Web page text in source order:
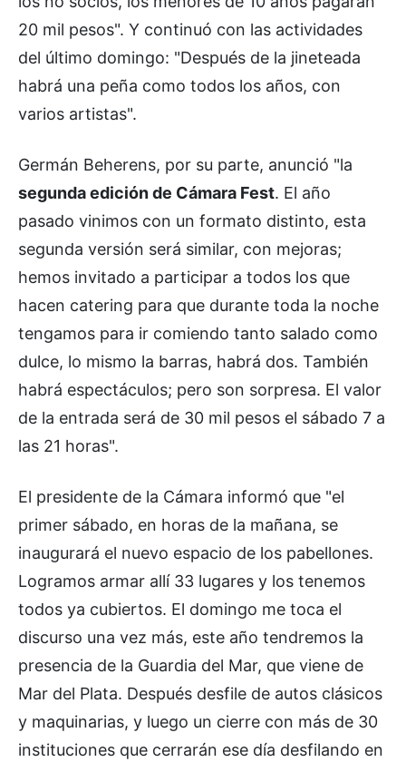
20 mil pesos". Y continuó con las actividades
del último domingo: "Después de la jineteada
habrá una peña como todos los años, con
varios artistas".
Germán Beherens, por su parte, anunció "la
segunda edición de Cámara Fest. El año
pasado vinimos con un formato distinto, esta
segunda versión será similar, con mejoras;
hemos invitado a participar a todos los que
hacen catering para que durante toda la noche
tengamos para ir comiendo tanto salado como
dulce, lo mismo la barras, habrá dos. También
habrá espectáculos; pero son sorpresa. El valor
de la entrada será de 30 mil pesos el sábado 7 a
las 21 horas".
El presidente de la Cámara informó que "el
primer sábado, en horas de la mañana, se
inaugurará el nuevo espacio de los pabellones.
Logramos armar allí 33 lugares y los tenemos
todos ya cubiertos. El domingo me toca el
discurso una vez más, este año tendremos la
presencia de la Guardia del Mar, que viene de
Mar del Plata. Después desfile de autos clásicos
y maquinarias, y luego un cierre con más de 30
instituciones que cerrarán ese día desfilando en